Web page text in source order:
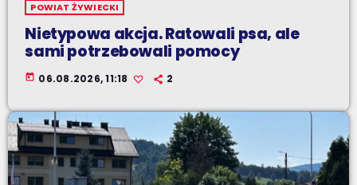
POWIAT ŻYWIECKI
Nietypowa akcja. Ratowali psa, ale
sami potrzebowali pomocy
today 06.08.2026, 11:18 2